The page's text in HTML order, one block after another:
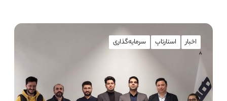
اخبار استارتاپ سرمایه‌گذاری